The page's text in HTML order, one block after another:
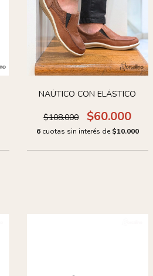
NAÚTICO CON ELÁSTICO
$108.000 $60.000
6 cuotas sin interés de $10.000